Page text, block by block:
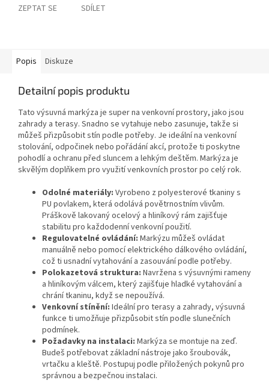
ZEPTAT SE SDÍLET
Popis Diskuze
Detailní popis produktu
Tato výsuvná markýza je super na venkovní prostory, jako jsou
zahrady a terasy. Snadno se vytahuje nebo zasunuje, takže si
můžeš přizpůsobit stín podle potřeby. Je ideální na venkovní
stolování, odpočinek nebo pořádání akcí, protože ti poskytne
pohodlí a ochranu před sluncem a lehkým deštěm. Markýza je
skvělým doplňkem pro využití venkovních prostor po celý rok.
Odolné materiály: Vyrobeno z polyesterové tkaniny s
PU povlakem, která odolává povětrnostním vlivům.
Práškově lakovaný ocelový a hliníkový rám zajišťuje
stabilitu pro každodenní venkovní použití.
Regulovatelné ovládání: Markýzu můžeš ovládat
manuálně nebo pomocí elektrického dálkového ovládání,
což ti usnadní vytahování a zasouvání podle potřeby.
Polokazetová struktura: Navržena s výsuvnými rameny
a hliníkovým válcem, který zajišťuje hladké vytahování a
chrání tkaninu, když se nepoužívá.
Venkovní stínění: Ideální pro terasy a zahrady, výsuvná
funkce ti umožňuje přizpůsobit stín podle slunečních
podmínek.
Požadavky na instalaci: Markýza se montuje na zeď.
Budeš potřebovat základní nástroje jako šroubovák,
vrtačku a kleště. Postupuj podle přiložených pokynů pro
správnou a bezpečnou instalaci.